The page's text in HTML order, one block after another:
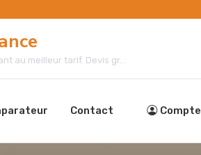
au meilleur tarif. Devis gr...
Contact Compte